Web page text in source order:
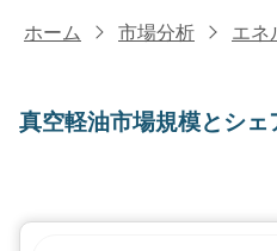
ホーム 市場分析 エネ
真空軽油市場規模とシェ